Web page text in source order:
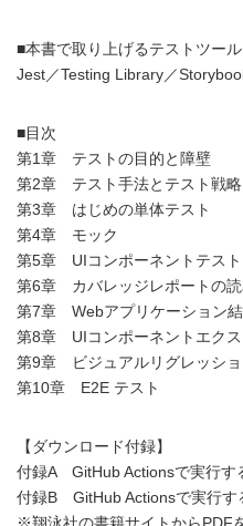
■本書で取り上げるテストツール
Jest／Testing Library／
■目次
第1章 テストの目的と障壁
第2章 テスト手法とテスト戦略
第3章 はじめの単体テスト
第4章 モック
第5章 UIコンポーネントテスト
第6章 カバレッジレポートの
第7章 Webアプリケーション結
第8章 UIコンポーネントエクス
第9章 ビジュアルリグレッショ
第10章 E2E テスト
【ダウンロード付録】
付録A GitHub Actionsで実行す
付録B GitHub Actionsで実行す
※翔泳社の書籍サイトからPDF